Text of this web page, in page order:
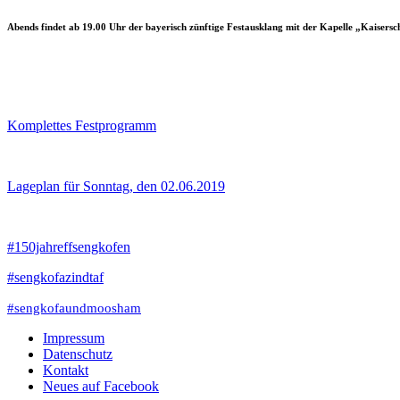
Abends findet ab 19.00 Uhr der bayerisch zünftige Festausklang mit der Kapelle
Komplettes Festprogramm
Lageplan für Sonntag, den 02.06.2019
#150jahreffsengkofen
#sengkofazindtaf
#sengkofaundmoosham
Impressum
Datenschutz
Kontakt
Neues auf Facebook